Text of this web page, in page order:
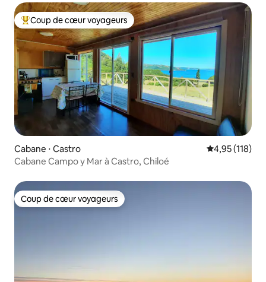
Coups de cœur voyageurs les plus appréciés
Coup de cœur voyageurs
Cabane ⋅ Castro Évaluation
4,95 (118)
Cabane Campo y Mar à Castro, Chiloé
Coup de cœur voyageurs
Coup de cœur voyageurs